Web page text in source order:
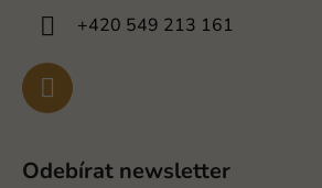
+420 549 213 161
Odebírat newsletter